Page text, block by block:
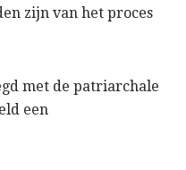
zijn van het proces
met de patriarchale
een